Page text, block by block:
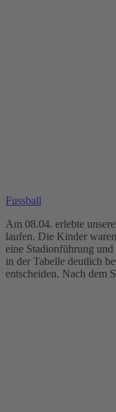
Fussball
Am 08.04. erlebte
laufen. Die Kinder
eine Stadionführung
in der Tabelle deutlich
entscheiden. Nach dem